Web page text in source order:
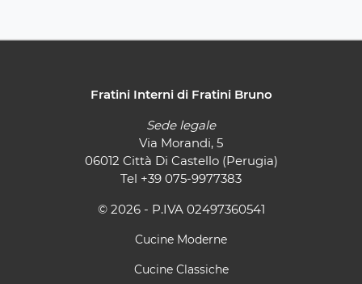
Fratini Interni di Fratini Bruno
Sede legale
Via Morandi, 5
06012 Città Di Castello (Perugia)
Tel +39 075-9977383
© 2026 - P.IVA 02497360541
Cucine Moderne
Cucine Classiche